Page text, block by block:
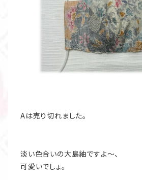
Aは売り切れました。
淡い色合いの大島紬ですよ～、
可愛いでしょ。